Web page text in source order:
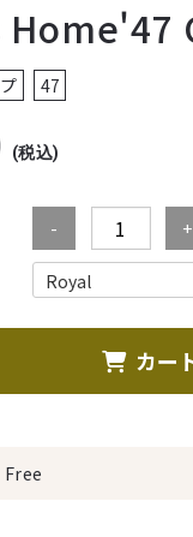
Home'47
47
(税込)
カー
Free